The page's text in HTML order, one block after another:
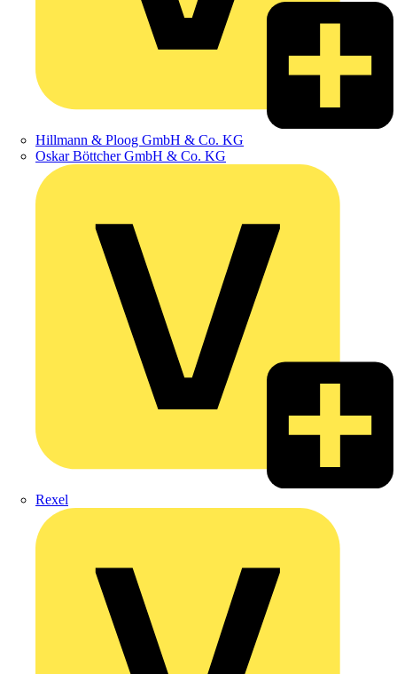
Hillmann & Ploog GmbH & Co. KG
Oskar Böttcher GmbH & Co. KG
Rexel